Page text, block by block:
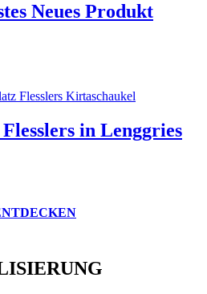
Neues Produkt
in Lenggries